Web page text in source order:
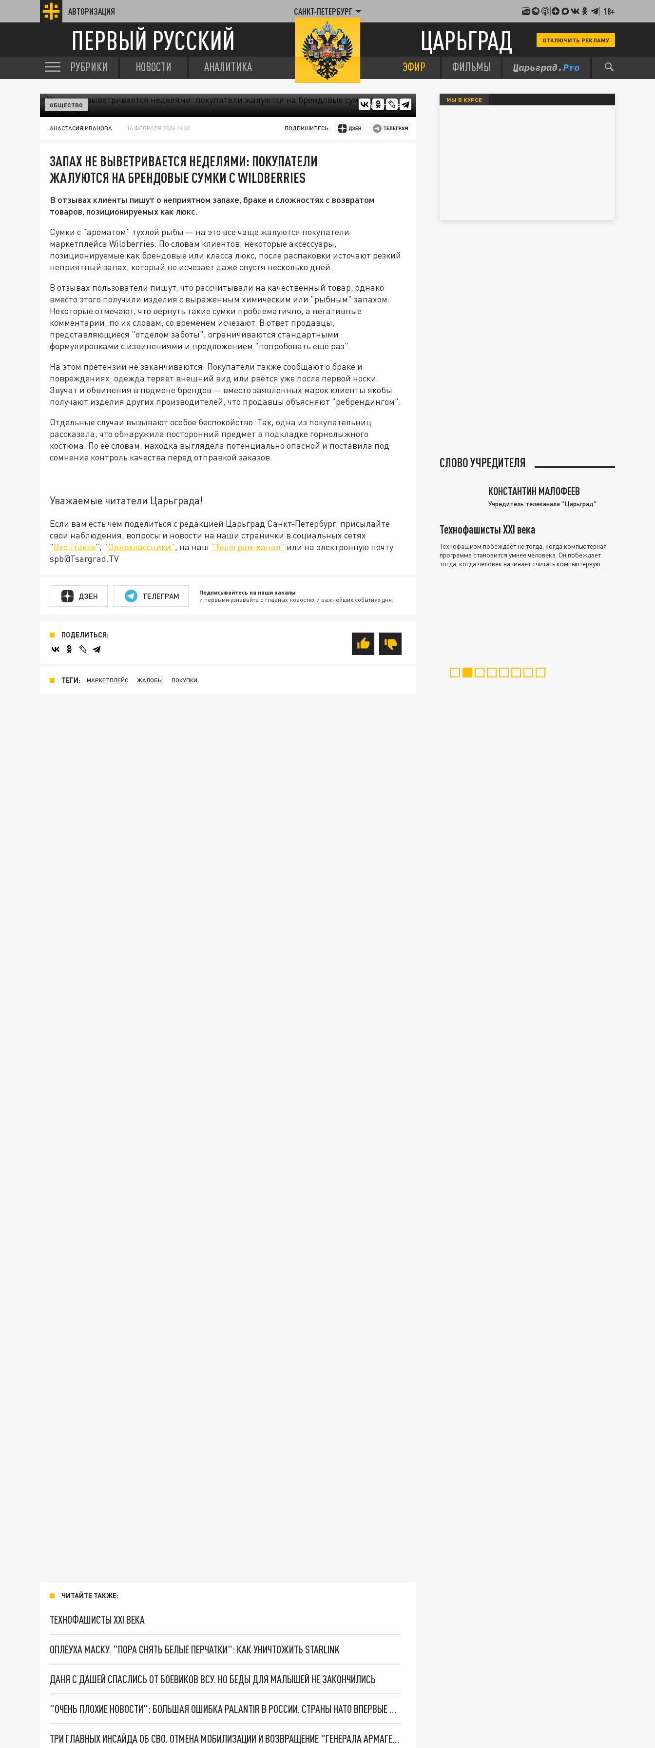
АВТОРИЗАЦИЯ САНКТ-ПЕТЕРБУРГ 18+
ПЕРВЫЙ РУССКИЙ ЦАРЬГРАД ОТКЛЮЧИТЬ РЕКЛАМУ
РУБРИКИ НОВОСТИ АНАЛИТИКА ЭФИР ФИЛЬМЫ
ФОТО: FREEPIK
ОБЩЕСТВО
АНАСТАСИЯ ИВАНОВА 16 ФЕВРАЛЯ 2026 16:22 ПОДПИШИТЕСЬ:
ЗАПАХ НЕ ВЫВЕТРИВАЕТСЯ НЕДЕЛЯМИ: ПОКУПАТЕЛИ
ЖАЛУЮТСЯ НА БРЕНДОВЫЕ СУМКИ С WILDBERRIES
В отзывах клиенты пишут о неприятном запахе, браке и сложностях с возвратом
товаров, позиционируемых как люкс.
Сумки с "ароматом" тухлой рыбы — на это всё чаще жалуются покупатели
маркетплейса Wildberries. По словам клиентов, некоторые аксессуары,
позиционируемые как брендовые или класса люкс, после распаковки источают резкий
неприятный запах, который не исчезает даже спустя несколько дней.
В отзывах пользователи пишут, что рассчитывали на качественный товар, однако
вместо этого получили изделия с выраженным химическим или "рыбным" запахом.
Некоторые отмечают, что вернуть такие сумки проблематично, а негативные
комментарии, по их словам, со временем исчезают. В ответ продавцы,
представляющиеся "отделом заботы", ограничиваются стандартными
формулировками с извинениями и предложением "попробовать ещё раз".
На этом претензии не заканчиваются. Покупатели также сообщают о браке и
повреждениях: одежда теряет внешний вид или рвётся уже после первой носки.
Звучат и обвинения в подмене брендов — вместо заявленных марок клиенты якобы
получают изделия других производителей, что продавцы объясняют "ребрендингом".
Отдельные случаи вызывают особое беспокойство. Так, одна из покупательниц
рассказала, что обнаружила посторонний предмет в подкладке горнолыжного
костюма. По её словам, находка выглядела потенциально опасной и поставила под
сомнение контроль качества перед отправкой заказов.
Уважаемые читатели Царьграда!
Если вам есть чем поделиться с редакцией Царьград Санкт-Петербург, присылайте
свои наблюдения, вопросы и новости на наши странички в социальных сетях
"Вконтакте", "Одноклассники", на наш "Телеграм-канал" или на электронную почту
spb@Tsargrad.TV
ДЗЕН ТЕЛЕГРАМ Подписывайтесь на наши каналы
и первыми узнавайте о главных новостях и важнейших событиях дня.
ПОДЕЛИТЬСЯ:
ТЕГИ: МАРКЕТПЛЕЙС ЖАЛОБЫ ПОКУПКИ
ЧИТАЙТЕ ТАКЖЕ:
ТЕХНОФАШИСТЫ XXI ВЕКА
ОПЛЕУХА МАСКУ. "ПОРА СНЯТЬ БЕЛЫЕ ПЕРЧАТКИ": КАК УНИЧТОЖИТЬ STARLINK
ДАНЯ С ДАШЕЙ СПАСЛИСЬ ОТ БОЕВИКОВ ВСУ. НО БЕДЫ ДЛЯ МАЛЫШЕЙ НЕ ЗАКОНЧИЛИСЬ
"ОЧЕНЬ ПЛОХИЕ НОВОСТИ": БОЛЬШАЯ ОШИБКА PALANTIR В РОССИИ. СТРАНЫ НАТО ВПЕРВЫЕ ЗА СВО ОСТАНОВИЛИ ПОСТАВКИ ОРУЖИЯ. ВСУ ТЕРЯЮТ ПРИГРАНИЧЬЕ?
ТРИ ГЛАВНЫХ ИНСАЙДА ОБ СВО. ОТМЕНА МОБИЛИЗАЦИИ И ВОЗВРАЩЕНИЕ "ГЕНЕРАЛА АРМАГЕДДОНА"? ОТЛИЧНЫЕ НОВОСТИ, КОТОРЫЕ ЖДАЛИ ВСЕ
МЫ В КУРСЕ
СЛОВО УЧРЕДИТЕЛЯ
КОНСТАНТИН МАЛОФЕЕВ
Учредитель телеканала "Царьград"
Технофашисты XXI века
Технофашизм побеждает не тогда, когда компьютерная
программа становится умнее человека. Он побеждает
тогда, когда человек начинает считать компьютерную